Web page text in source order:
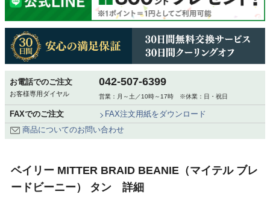
お電話でのご注文
お客様専用ダイヤル
042-507-6399
営業：月～土／10時～17時 ※休業：日・祝日
FAXでのご注文
FAX注文用紙をダウンロード
商品についてのお問い合わせ
ベイリー MITTER BRAID BEANIE（マイテル ブレ
ードビーニー） タン 詳細